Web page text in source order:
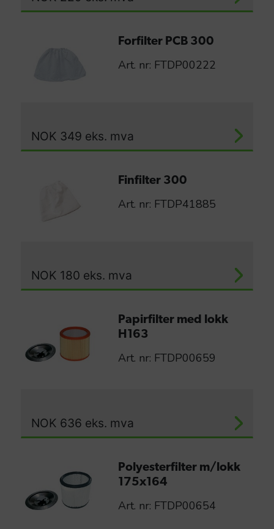
Forfilter PCB 300
Art. nr: FTDP00222
NOK 349 eks. mva
Finfilter 300
Art. nr: FTDP41885
NOK 180 eks. mva
Papirfilter med lokk
H163
Art. nr: FTDP00659
NOK 636 eks. mva
Polyesterfilter m/lokk
175x164
Art. nr: FTDP00654